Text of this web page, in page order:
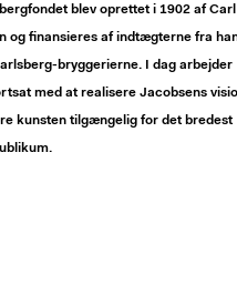
blev oprettet i 1902 af Carl
og finansieres af indtægterne fra
bryggerierne. I dag arbejder
med at realisere Jacobsens
kunsten tilgængelig for det bredest